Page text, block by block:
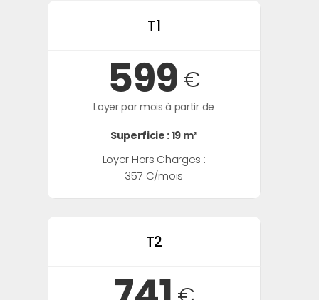
T1
599 €
Loyer par mois à partir de
Superficie : 19 m²
Loyer Hors Charges :
357 €/mois
T2